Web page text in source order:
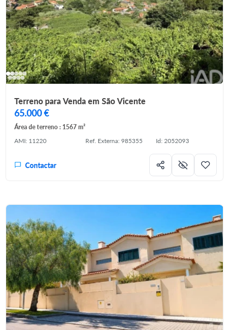
Terreno para Venda em São Vicente
65.000 €
Área de terreno : 1567 m²
AMI: 11220
Ref. Externa: 985355 Id: 2052093
Contactar